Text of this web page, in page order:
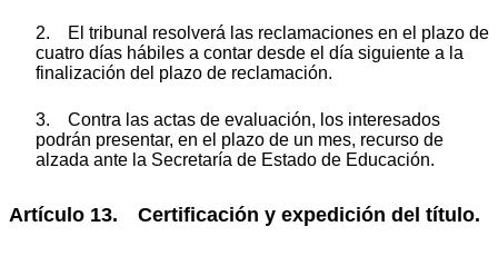
2. El tribunal resolverá las reclamaciones en el plazo de
cuatro días hábiles a contar desde el día siguiente a la
finalización del plazo de reclamación.
3. Contra las actas de evaluación, los interesados
podrán presentar, en el plazo de un mes, recurso de
alzada ante la Secretaría de Estado de Educación.
Artículo 13. Certificación y expedición del título.